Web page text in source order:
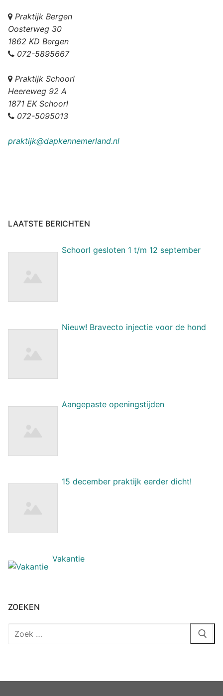
Praktijk Bergen
Oosterweg 30
1862 KD Bergen
072-5895667
Praktijk Schoorl
Heereweg 92 A
1871 EK Schoorl
072-5095013
praktijk@dapkennemerland.nl
LAATSTE BERICHTEN
Schoorl gesloten 1 t/m 12 september
Nieuw! Bravecto injectie voor de hond
Aangepaste openingstijden
15 december praktijk eerder dicht!
Vakantie
ZOEKEN
Zoeken